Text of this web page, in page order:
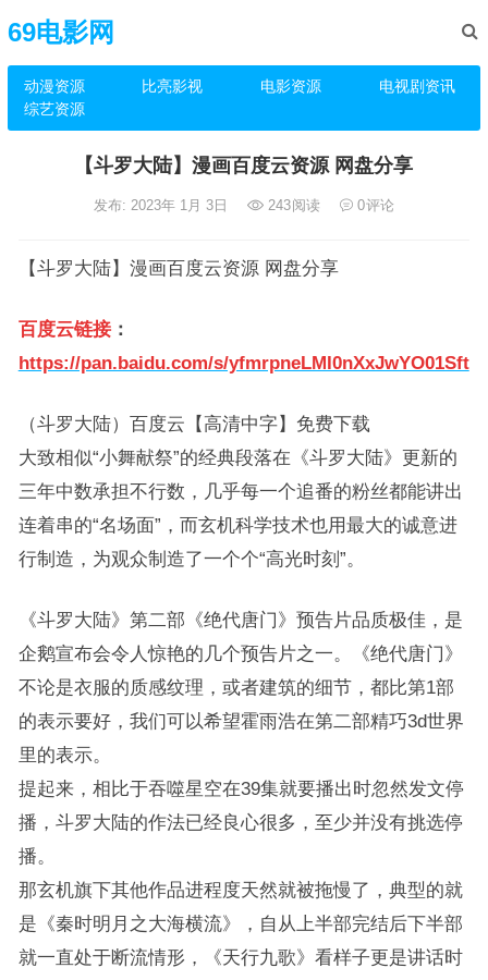
69电影网
动漫资源 比亮影视 电影资源
电视剧资讯
综艺资源
【斗罗大陆】漫画百度云资源 网盘分享
发布: 2023年 1月 3日 243阅读 0评论
【斗罗大陆】漫画百度云资源 网盘分享
百度云链接：
https://pan.baidu.com/s/yfmrpneLMI0nXxJwYO01Sft
（斗罗大陆）百度云【高清中字】免费下载
大致相似“小舞献祭”的经典段落在《斗罗大陆》更新的
三年中数承担不行数，几乎每一个追番的粉丝都能讲出
连着串的“名场面”，而玄机科学技术也用最大的诚意进
行制造，为观众制造了一个个“高光时刻”。
《斗罗大陆》第二部《绝代唐门》预告片品质极佳，是
企鹅宣布会令人惊艳的几个预告片之一。《绝代唐门》
不论是衣服的质感纹理，或者建筑的细节，都比第1部
的表示要好，我们可以希望霍雨浩在第二部精巧3d世界
里的表示。
提起来，相比于吞噬星空在39集就要播出时忽然发文停
播，斗罗大陆的作法已经良心很多，至少并没有挑选停
播。
那玄机旗下其他作品进程度天然就被拖慢了，典型的就
是《秦时明月之大海横流》，自从上半部完结后下半部
就一直处于断流情形，《天行九歌》看样子更是讲话时